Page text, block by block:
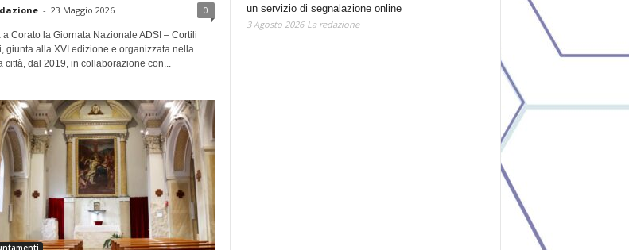
- 23 Maggio 2026 0
a Corato la Giornata Nazionale ADSI – Cortili
giunta alla XVI edizione e organizzata nella
città, dal 2019, in collaborazione con...
un servizio di segnalazione online
3 Agosto 2026 La redazione